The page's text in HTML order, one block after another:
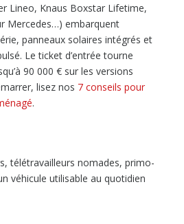
Lineo, Knaus Boxstar Lifetime,
Mercedes…) embarquent
panneaux solaires intégrés et
Le ticket d’entrée tourne
90 000 € sur les versions
lisez nos 7 conseils pour
.
télétravailleurs nomades, primo-
véhicule utilisable au quotidien